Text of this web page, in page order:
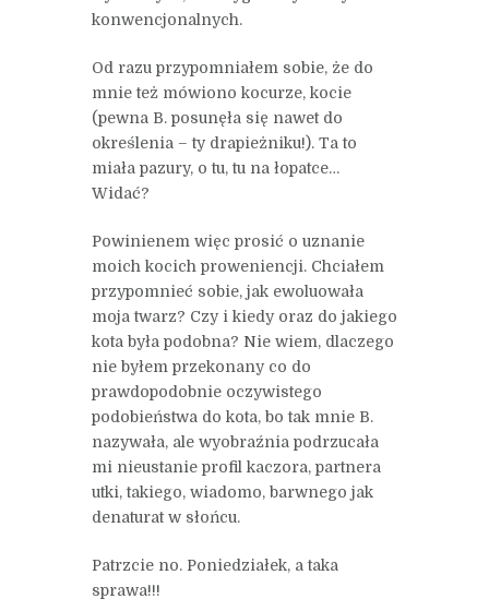
konwencjonalnych.
Od razu przypomniałem sobie, że do
mnie też mówiono kocurze, kocie
(pewna B. posunęła się nawet do
określenia – ty drapieżniku!). Ta to
miała pazury, o tu, tu na łopatce…
Widać?
Powinienem więc prosić o uznanie
moich kocich proweniencji. Chciałem
przypomnieć sobie, jak ewoluowała
moja twarz? Czy i kiedy oraz do jakiego
kota była podobna? Nie wiem, dlaczego
nie byłem przekonany co do
prawdopodobnie oczywistego
podobieństwa do kota, bo tak mnie B.
nazywała, ale wyobraźnia podrzucała
mi nieustanie profil kaczora, partnera
utki, takiego, wiadomo, barwnego jak
denaturat w słońcu.
Patrzcie no. Poniedziałek, a taka
sprawa!!!